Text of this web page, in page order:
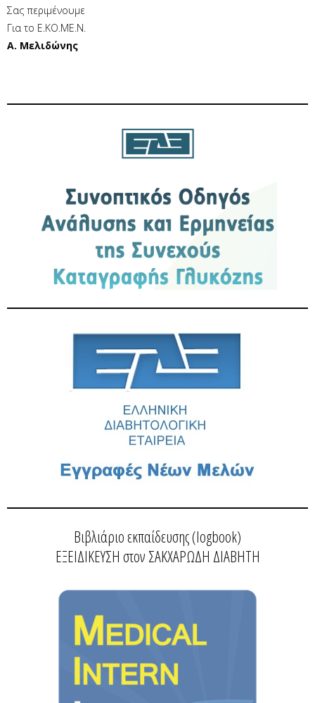
Σας περιμένουμε
Για το Ε.ΚΟ.ΜΕ.Ν.
Α. Μελιδώνης
Βιβλιάριο εκπαίδευσης (logbook)
ΕΞΕΙΔΙΚΕΥΣΗ στον ΣΑΚΧΑΡΩΔΗ ΔΙΑΒΗΤΗ